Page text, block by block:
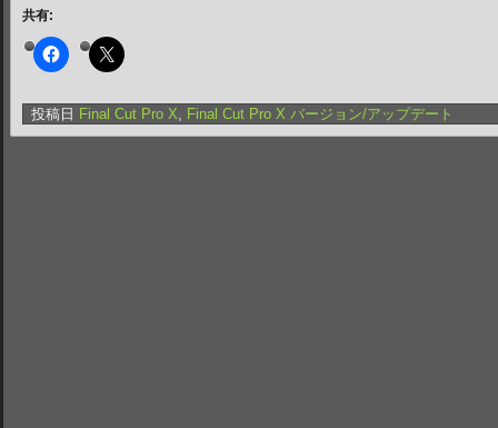
共有:
投稿日 Final Cut Pro X, Final Cut Pro X バージョン/アップデート